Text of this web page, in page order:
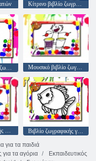
Κίτρινο βιβλίο ζωγραφικής
Χειμερινό βιβλίο ζωγραφικής Μουσικό βιβλίο ζωγραφικής
Βιβλίο ζωγραφικής πτηνών
Βιβλίο ζωγραφικής για ψάρι
για τα παιδιά
τα αγόρια
Εκπαιδευτικός